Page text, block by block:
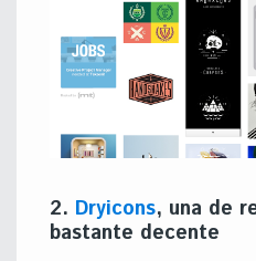
2. Dryicons, una de
bastante decente